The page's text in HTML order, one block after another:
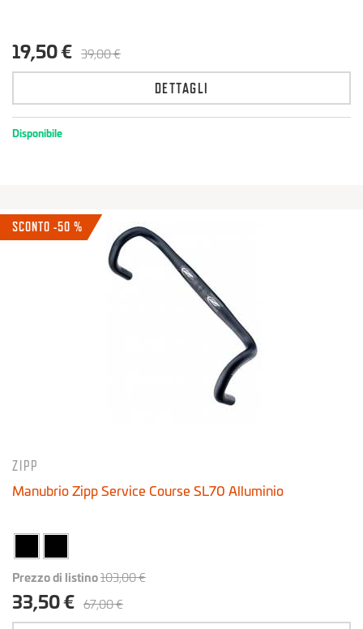
19,50 € 39,00 €
DETTAGLI
Disponibile
SCONTO -50 %
ZIPP
Manubrio Zipp Service Course SL70 Alluminio
Prezzo di listino103,00 €
33,50 € 67,00 €